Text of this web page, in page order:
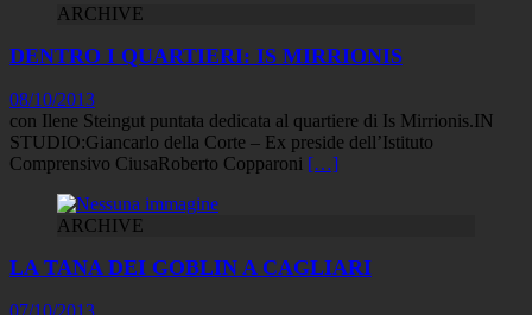
ARCHIVE
DENTRO I QUARTIERI: IS MIRRIONIS
08/10/2013
con Ilene Steingut puntata dedicata al quartiere di Is Mirrionis.IN
STUDIO:Giancarlo della Corte – Ex preside dell’Istituto
Comprensivo CiusaRoberto Copparoni […]
ARCHIVE
LA TANA DEI GOBLIN A CAGLIARI
07/10/2013